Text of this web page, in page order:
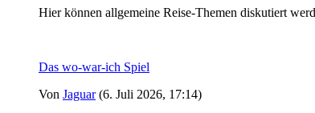
Hier können allgemeine Reise-Themen diskutiert
Das wo-war-ich Spiel
Von Jaguar (6. Juli 2026, 17:14)